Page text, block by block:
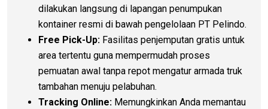
dilakukan langsung di lapangan penumpukan
kontainer resmi di bawah pengelolaan PT Pelindo.
Free Pick-Up: Fasilitas penjemputan gratis untuk
area tertentu guna mempermudah proses
pemuatan awal tanpa repot mengatur armada truk
tambahan menuju pelabuhan.
Tracking Online: Memungkinkan Anda memantau